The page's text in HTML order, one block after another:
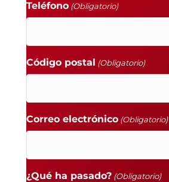
Teléfono (Obligatorio)
Código postal (Obligatorio)
Correo electrónico (Obligatorio)
¿Qué ha pasado? (Obligatorio)